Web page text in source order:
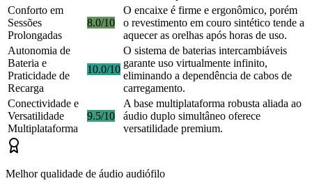
Conforto em
Sessões
Prolongadas
8.0/10
O encaixe é firme e ergonômico, porém
o revestimento em couro sintético tende a
aquecer as orelhas após horas de uso.
Autonomia de
Bateria e
Praticidade de
Recarga
10.0/10
O sistema de baterias intercambiáveis
garante uso virtualmente infinito,
eliminando a dependência de cabos de
carregamento.
Conectividade e
Versatilidade
Multiplataforma
9.5/10
A base multiplataforma robusta aliada ao
áudio duplo simultâneo oferece
versatilidade premium.
Melhor qualidade de áudio audiófilo